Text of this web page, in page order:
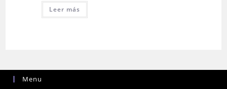
Leer más
Menu